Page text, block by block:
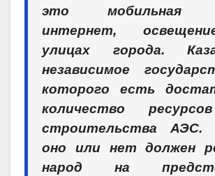
это мобильная
интернет,
улицах города.
независимое
которого есть
количество
строительства АЭС.
оно или нет должен
народ на